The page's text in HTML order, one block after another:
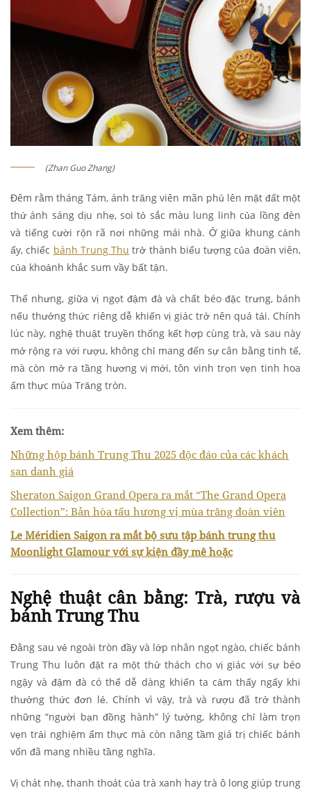
(Zhan Guo Zhang)
Đêm rằm tháng Tám, ánh trăng viên mãn phủ lên mặt đất một
thứ ánh sáng dịu nhẹ, soi tỏ sắc màu lung linh của lồng đèn
và tiếng cười rộn rã nơi những mái nhà. Ở giữa khung cảnh
ấy, chiếc bánh Trung Thu trở thành biểu tượng của đoàn viên,
của khoảnh khắc sum vầy bất tận.
Thế nhưng, giữa vị ngọt đậm đà và chất béo đặc trưng, bánh
nếu thưởng thức riêng dễ khiến vị giác trở nên quá tải. Chính
lúc này, nghệ thuật truyền thống kết hợp cùng trà, và sau này
mở rộng ra với rượu, không chỉ mang đến sự cân bằng tinh tế,
mà còn mở ra tầng hương vị mới, tôn vinh trọn vẹn tinh hoa
ẩm thực mùa Trăng tròn.
Xem thêm:
Những hộp bánh Trung Thu 2025 độc đáo của các khách
sạn danh giá
Sheraton Saigon Grand Opera ra mắt “The Grand Opera
Collection”: Bản hòa tấu hương vị mùa trăng đoàn viên
Le Méridien Saigon ra mắt bộ sưu tập bánh trung thu
Moonlight Glamour với sự kiện đầy mê hoặc
Nghệ thuật cân bằng: Trà, rượu và
bánh Trung Thu
Đằng sau vẻ ngoài tròn đầy và lớp nhân ngọt ngào, chiếc bánh
Trung Thu luôn đặt ra một thử thách cho vị giác với sự béo
ngậy và đậm đà có thể dễ dàng khiến ta cảm thấy ngấy khi
thưởng thức đơn lẻ. Chính vì vậy, trà và rượu đã trở thành
những “người bạn đồng hành” lý tưởng, không chỉ làm trọn
vẹn trải nghiệm ẩm thực mà còn nâng tầm giá trị chiếc bánh
vốn đã mang nhiều tầng nghĩa.
Vị chát nhẹ, thanh thoát của trà xanh hay trà ô long giúp trung